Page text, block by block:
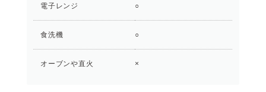
電子レンジ ○
食洗機 ○
オーブンや直火 ×